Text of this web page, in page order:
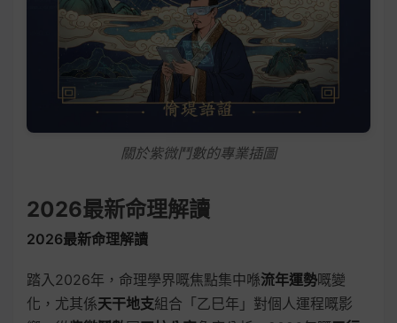
關於紫微鬥數的專業插圖
2026最新命理解讀
2026最新命理解讀
踏入2026年，命理學界嘅焦點集中喺流年運勢嘅變
化，尤其係天干地支組合「乙巳年」對個人運程嘅影